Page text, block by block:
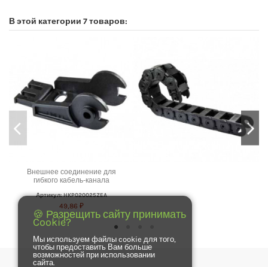
В этой категории 7 товаров:
Внешнее соединение для
гибкого кабель-канала
Артикул: HKP020025ZEA
49,86 ₽
🍪 Разрещить сайту принимать
Cookie?
Мы используем файлы cookie для того,
чтобы предоставить Вам больше
возможностей при использовании
сайта.